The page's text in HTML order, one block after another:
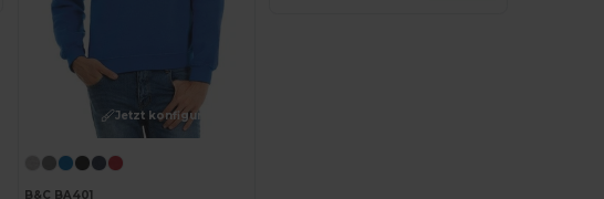
Jetzt konfigurieren!
B&C BA401